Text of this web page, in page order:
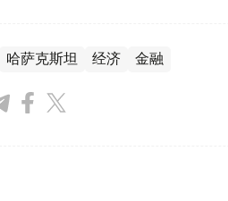
哈萨克斯坦 经济 金融